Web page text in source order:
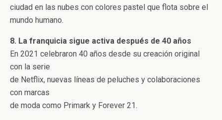
ciudad en las nubes con colores pastel que flota sobre el
mundo humano.
8. La franquicia sigue activa después de 40 años
En 2021 celebraron 40 años desde su creación original
con la serie
de Netflix, nuevas líneas de peluches y colaboraciones
con marcas
de moda como Primark y Forever 21.